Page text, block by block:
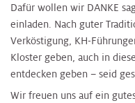
Dafür wollen wir DANKE
einladen. Nach guter
Verköstigung, KH-
Kloster geben, auch in
entdecken geben – seid
Wir freuen uns auf ein